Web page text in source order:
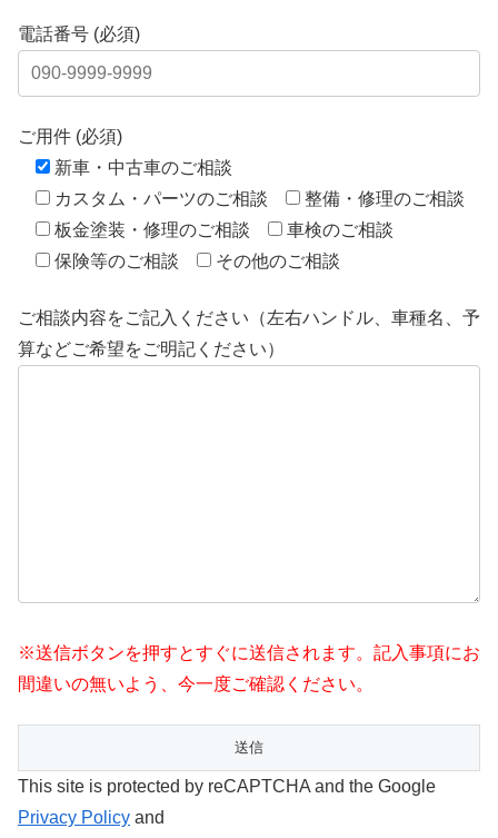
電話番号 (必須)
ご用件 (必須)
新車・中古車のご相談
カスタム・パーツのご相談
整備・修理のご相談
板金塗装・修理のご相談
車検のご相談
保険等のご相談
その他のご相談
ご相談内容をご記入ください（左右ハンドル、車種名、予
算などご希望をご明記ください）
※送信ボタンを押すとすぐに送信されます。記入事項にお
間違いの無いよう、今一度ご確認ください。
This site is protected by reCAPTCHA and the Google
Privacy Policy and